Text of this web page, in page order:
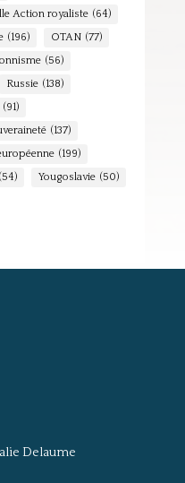
Action royaliste (64)
(196) OTAN (77)
(56)
Russie (138)
(91)
(137)
(199)
(54) Yougoslavie (50)
Delaume